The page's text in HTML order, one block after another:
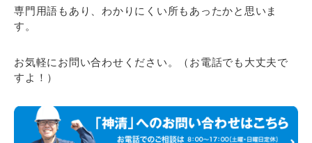
専門用語もあり、わかりにくい所もあったかと思いま
す。
お気軽にお問い合わせください。（お電話でも大丈夫で
すよ！）